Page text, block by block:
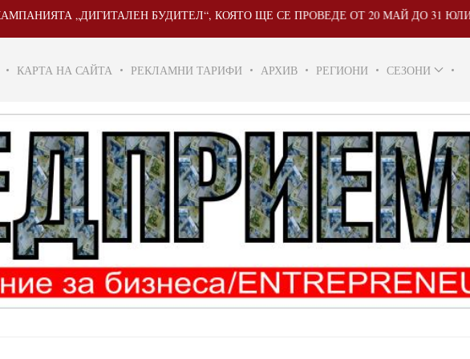
„ДИГИТАЛЕН БУДИТЕЛ“, КОЯТО ЩЕ СЕ ПРОВЕДЕ ОТ 20 МАЙ ДО 31 ЮЛИ 2026 Г.
КАРТА НА САЙТА РЕКЛАМНИ ТАРИФИ АРХИВ РЕГИОНИ СЕЗОНИ